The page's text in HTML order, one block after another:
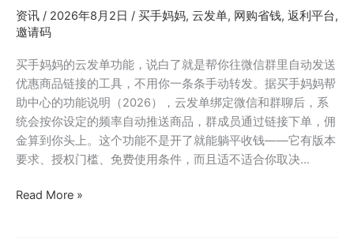
实
感
受
源？
邀
请
码
999333
覆
盖
的
卖
资讯 / 2026年8月2日 / 买手妈妈, 云发单, 网购省钱, 返利平台,
邀请码
买手妈妈的云发单功能，说白了就是帮你往微信群里自动发送
优惠商品链接的工具，不用你一条条手动转发。据买手妈妈帮
助中心的功能说明（2026），云发单绑定微信和群聊后，系
统会按你设定的频率自动推送商品，群成员通过链接下单，佣
金算到你头上。这个功能不是开了就能躺平收钱——它有版本
要求、授权门槛、免费使用条件，而且适不适合你取决…
买
Read More »